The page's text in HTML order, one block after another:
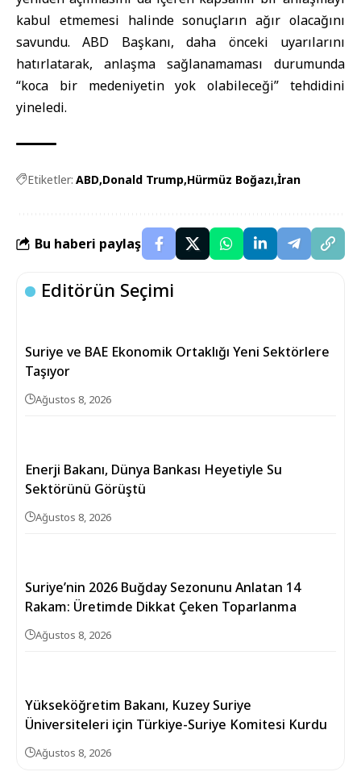
kabul etmemesi halinde sonuçların ağır olacağını
savundu. ABD Başkanı, daha önceki uyarılarını
hatırlatarak, anlaşma sağlanamaması durumunda
“koca bir medeniyetin yok olabileceği” tehdidini
yineledi.
Etiketler: ABD Donald Trump Hürmüz Boğazı İran
Bu haberi paylaş
Editörün Seçimi
Suriye ve BAE Ekonomik Ortaklığı Yeni Sektörlere
Taşıyor
Ağustos 8, 2026
Enerji Bakanı, Dünya Bankası Heyetiyle Su
Sektörünü Görüştü
Ağustos 8, 2026
Suriye’nin 2026 Buğday Sezonunu Anlatan 14
Rakam: Üretimde Dikkat Çeken Toparlanma
Ağustos 8, 2026
Yükseköğretim Bakanı, Kuzey Suriye
Üniversiteleri için Türkiye-Suriye Komitesi Kurdu
Ağustos 8, 2026